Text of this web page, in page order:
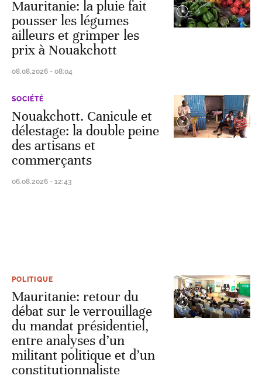
Mauritanie: la pluie fait
pousser les légumes
ailleurs et grimper les
prix à Nouakchott
08.08.2026 - 08:04
SOCIÉTÉ
Nouakchott. Canicule et
délestage: la double peine
des artisans et
commerçants
06.08.2026 - 12:43
POLITIQUE
Mauritanie: retour du
débat sur le verrouillage
du mandat présidentiel,
entre analyses d’un
militant politique et d’un
constitutionnaliste